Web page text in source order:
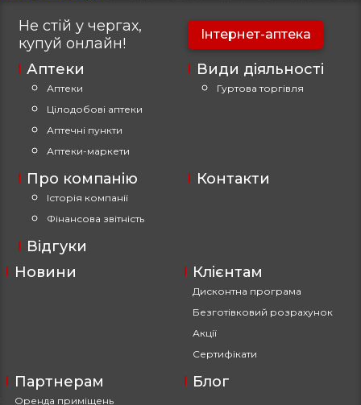
Не стій у чергах,
купуй онлайн!
Інтернет-аптека
Аптеки
Аптеки
Цілодобові аптеки
Аптечні пункти
Аптеки-маркети
Про компанію
Історія компанії
Фінансова звітність
Види діяльності
Гуртова торгівля
Контакти
Відгуки
Новини
Клієнтам
Дисконтна програма
Безготівковий розрахунок
Акції
Сертифікати
Партнерам
Оренда приміщень
Блог